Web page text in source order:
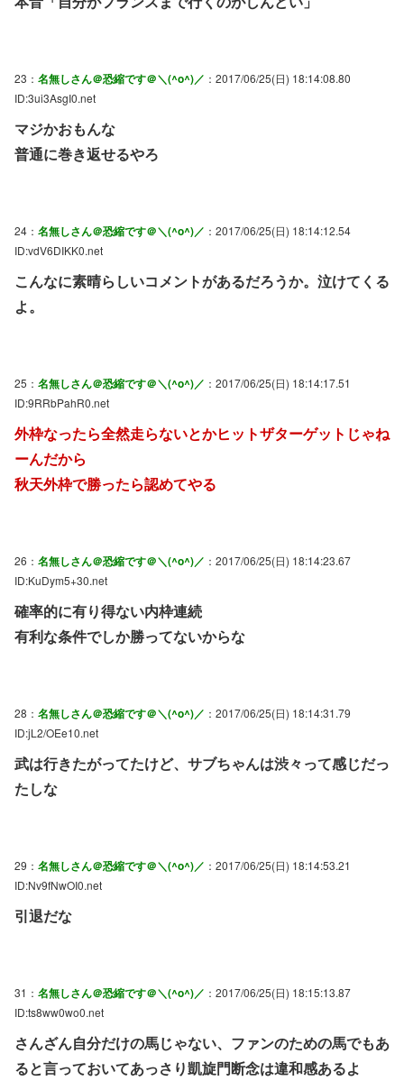
23： 名無しさん＠恐縮です＠＼(^o^)／ ：2017/06/25(日) 18:14:08.80
ID:3ui3AsgI0.net
マジかおもんな
普通に巻き返せるやろ
24： 名無しさん＠恐縮です＠＼(^o^)／ ：2017/06/25(日) 18:14:12.54
ID:vdV6DIKK0.net
こんなに素晴らしいコメントがあるだろうか。泣けてくる
よ。
25： 名無しさん＠恐縮です＠＼(^o^)／ ：2017/06/25(日) 18:14:17.51
ID:9RRbPahR0.net
外枠なったら全然走らないとかヒットザターゲットじゃね
ーんだから
秋天外枠で勝ったら認めてやる
26： 名無しさん＠恐縮です＠＼(^o^)／ ：2017/06/25(日) 18:14:23.67
ID:KuDym5+30.net
確率的に有り得ない内枠連続
有利な条件でしか勝ってないからな
28： 名無しさん＠恐縮です＠＼(^o^)／ ：2017/06/25(日) 18:14:31.79
ID:jL2/OEe10.net
武は行きたがってたけど、サブちゃんは渋々って感じだっ
たしな
29： 名無しさん＠恐縮です＠＼(^o^)／ ：2017/06/25(日) 18:14:53.21
ID:Nv9fNwOI0.net
引退だな
31： 名無しさん＠恐縮です＠＼(^o^)／ ：2017/06/25(日) 18:15:13.87
ID:ts8ww0wo0.net
さんざん自分だけの馬じゃない、ファンのための馬でもあ
ると言っておいてあっさり凱旋門断念は違和感あるよ